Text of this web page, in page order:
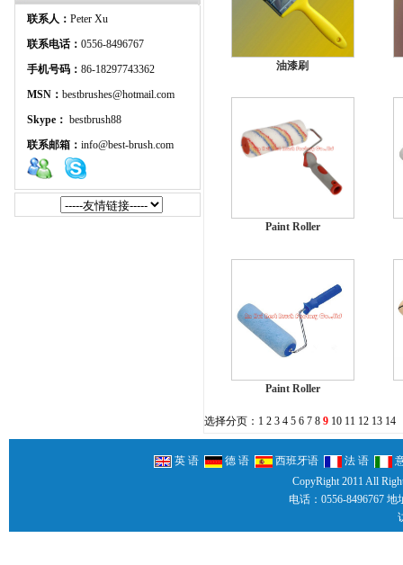
联系人： Peter Xu
联系电话： 0556-8496767
手机号码： 86-18297743362
MSN： bestbrushes@hotmail.com
Skype： bestbrush88
联系邮箱： info@best-brush.com
油漆刷
Paint Roller
Paint Roller
选择分页： 1 2 3 4 5 6 7 8 9 10 11 12 13 14
英 语 德 语 西班牙语 法 语
CopyRight 2011 All
电话：0556-8496767 地